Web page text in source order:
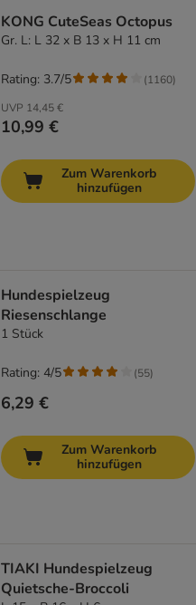
KONG CuteSeas Octopus
Gr. L: L 32 x B 13 x H 11 cm
UVP 14,45 €
10,99 €
Rating: 3.7/5 (1160)
Zum Warenkorb
hinzufügen
Hundespielzeug
Riesenschlange
1 Stück
6,29 €
Rating: 4/5 (55)
Zum Warenkorb
hinzufügen
TIAKI Hundespielzeug
Quietsche-Broccoli